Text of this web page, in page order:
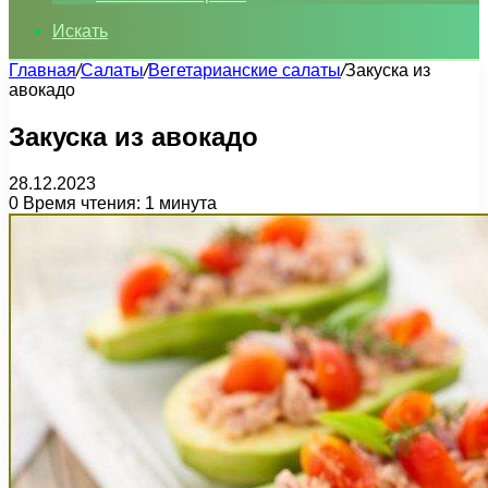
Искать
Главная/Салаты/Вегетарианские салаты/Закуска из
авокадо
Закуска из авокадо
28.12.2023
0 Время чтения: 1 минута